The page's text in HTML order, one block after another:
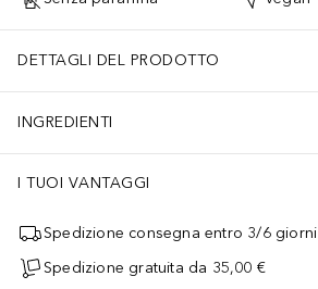
DETTAGLI DEL PRODOTTO
INGREDIENTI
I TUOI VANTAGGI
Spedizione consegna entro 3/6 giorni
Spedizione gratuita da 35,00 €